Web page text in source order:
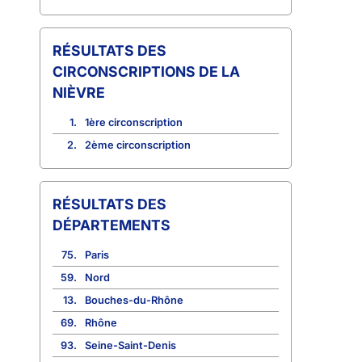
CIRCONSCRIPTIONS DE LA
NIÈVRE
1.
1ère circonscription
2.
2ème circonscription
RÉSULTATS DES
DÉPARTEMENTS
75.
Paris
59.
Nord
13.
Bouches-du-Rhône
69.
Rhône
93.
Seine-Saint-Denis